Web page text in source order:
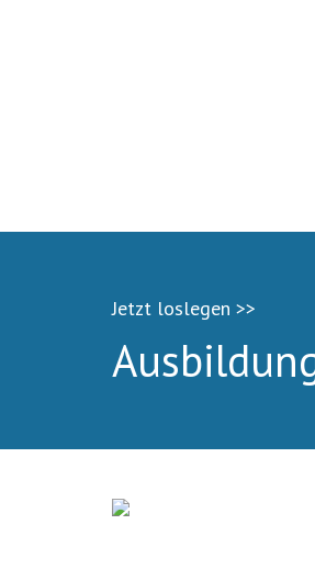
Jetzt loslegen >>